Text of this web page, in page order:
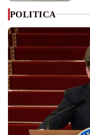
POLITICA